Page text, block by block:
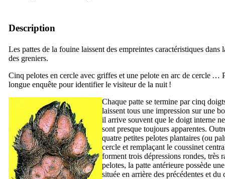
Description
Les pattes de la fouine laissent des empreintes caractéristiques dans
des greniers.
Cinq pelotes en cercle avec griffes et une pelote en arc de cercle …
longue enquête pour identifier le visiteur de la nuit !
Chaque patte se termine par cinq
laissent tous une impression sur une
il arrive souvent que le doigt interne
sont presque toujours apparentes.
quatre petites pelotes plantaires (ou
cercle et remplaçant le coussinet
forment trois dépressions rondes, très
pelotes, la patte antérieure possède
située en arrière des précédentes et du